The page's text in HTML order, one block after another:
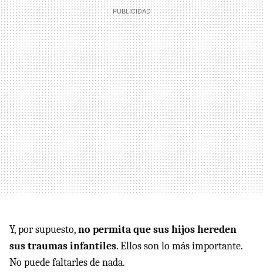
Y, por supuesto,no permita que sus hijos hereden
sus traumas infantiles. Ellos son lo más importante.
No puede faltarles de nada.